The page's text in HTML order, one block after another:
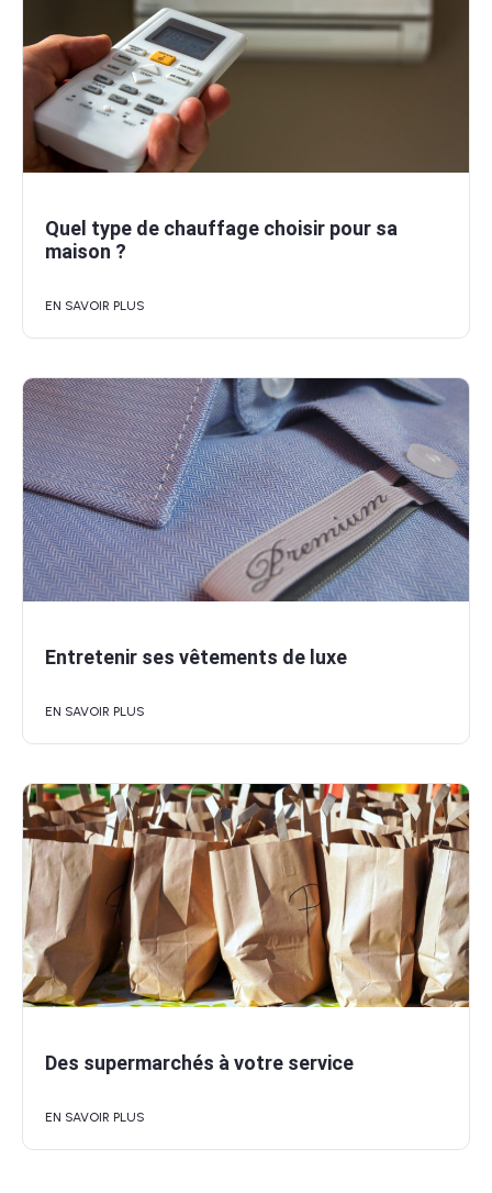
Quel type de chauffage choisir pour sa
maison ?
EN SAVOIR PLUS
Entretenir ses vêtements de luxe
EN SAVOIR PLUS
Des supermarchés à votre service
EN SAVOIR PLUS